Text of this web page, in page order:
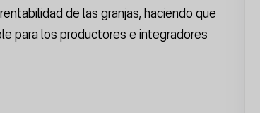
de las granjas, haciendo que
para los productores e integradores